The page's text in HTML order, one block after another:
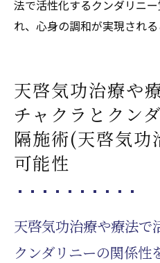
法で活性化するクンダリニ
れ、心身の調和が実現される
天啓気功治療や
チャクラとクン
隔施術(天啓気功
可能性
天啓気功治療や療法で
クンダリニーの関係性